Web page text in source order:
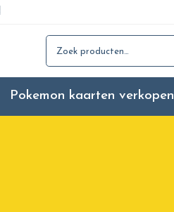
Search for:
Pokemon kaarten verkopen